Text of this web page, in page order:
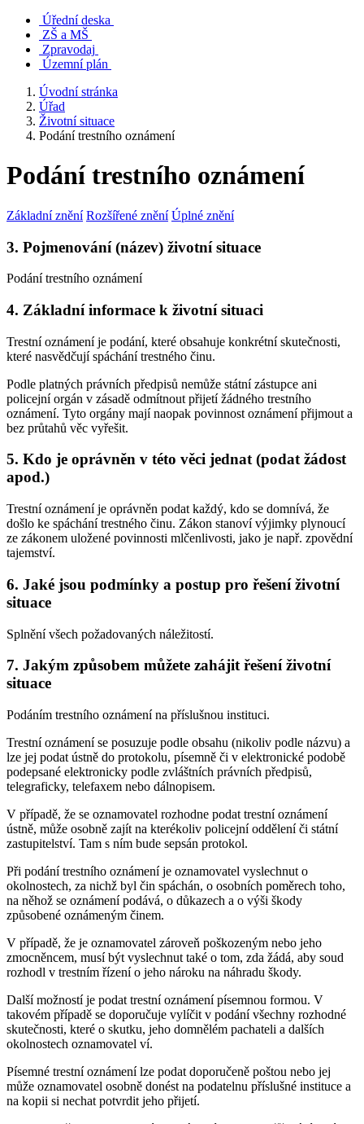
Úřední deska
ZŠ a MŠ
Zpravodaj
Územní plán
Úvodní stránka
Úřad
Životní situace
Podání trestního oznámení
Podání trestního oznámení
Základní znění Rozšířené znění Úplné znění
3. Pojmenování (název) životní situace
Podání trestního oznámení
4. Základní informace k životní situaci
Trestní oznámení je podání, které obsahuje konkrétní skutečnosti,
které nasvědčují spáchání trestného činu.
Podle platných právních předpisů nemůže státní zástupce ani
policejní orgán v zásadě odmítnout přijetí žádného trestního
oznámení. Tyto orgány mají naopak povinnost oznámení přijmout a
bez průtahů věc vyřešit.
5. Kdo je oprávněn v této věci jednat (podat žádost
apod.)
Trestní oznámení je oprávněn podat každý, kdo se domnívá, že
došlo ke spáchání trestného činu. Zákon stanoví výjimky plynoucí
ze zákonem uložené povinnosti mlčenlivosti, jako je např. zpovědní
tajemství.
6. Jaké jsou podmínky a postup pro řešení životní
situace
Splnění všech požadovaných náležitostí.
7. Jakým způsobem můžete zahájit řešení životní
situace
Podáním trestního oznámení na příslušnou instituci.
Trestní oznámení se posuzuje podle obsahu (nikoliv podle názvu) a
lze jej podat ústně do protokolu, písemně či v elektronické podobě
podepsané elektronicky podle zvláštních právních předpisů,
telegraficky, telefaxem nebo dálnopisem.
V případě, že se oznamovatel rozhodne podat trestní oznámení
ústně, může osobně zajít na kterékoliv policejní oddělení či státní
zastupitelství. Tam s ním bude sepsán protokol.
Při podání trestního oznámení je oznamovatel vyslechnut o
okolnostech, za nichž byl čin spáchán, o osobních poměrech toho,
na něhož se oznámení podává, o důkazech a o výši škody
způsobené oznámeným činem.
V případě, že je oznamovatel zároveň poškozeným nebo jeho
zmocněncem, musí být vyslechnut také o tom, zda žádá, aby soud
rozhodl v trestním řízení o jeho nároku na náhradu škody.
Další možností je podat trestní oznámení písemnou formou. V
takovém případě se doporučuje vylíčit v podání všechny rozhodné
skutečnosti, které o skutku, jeho domnělém pachateli a dalších
okolnostech oznamovatel ví.
Písemné trestní oznámení lze podat doporučeně poštou nebo jej
může oznamovatel osobně donést na podatelnu příslušné instituce a
na kopii si nechat potvrdit jeho přijetí.